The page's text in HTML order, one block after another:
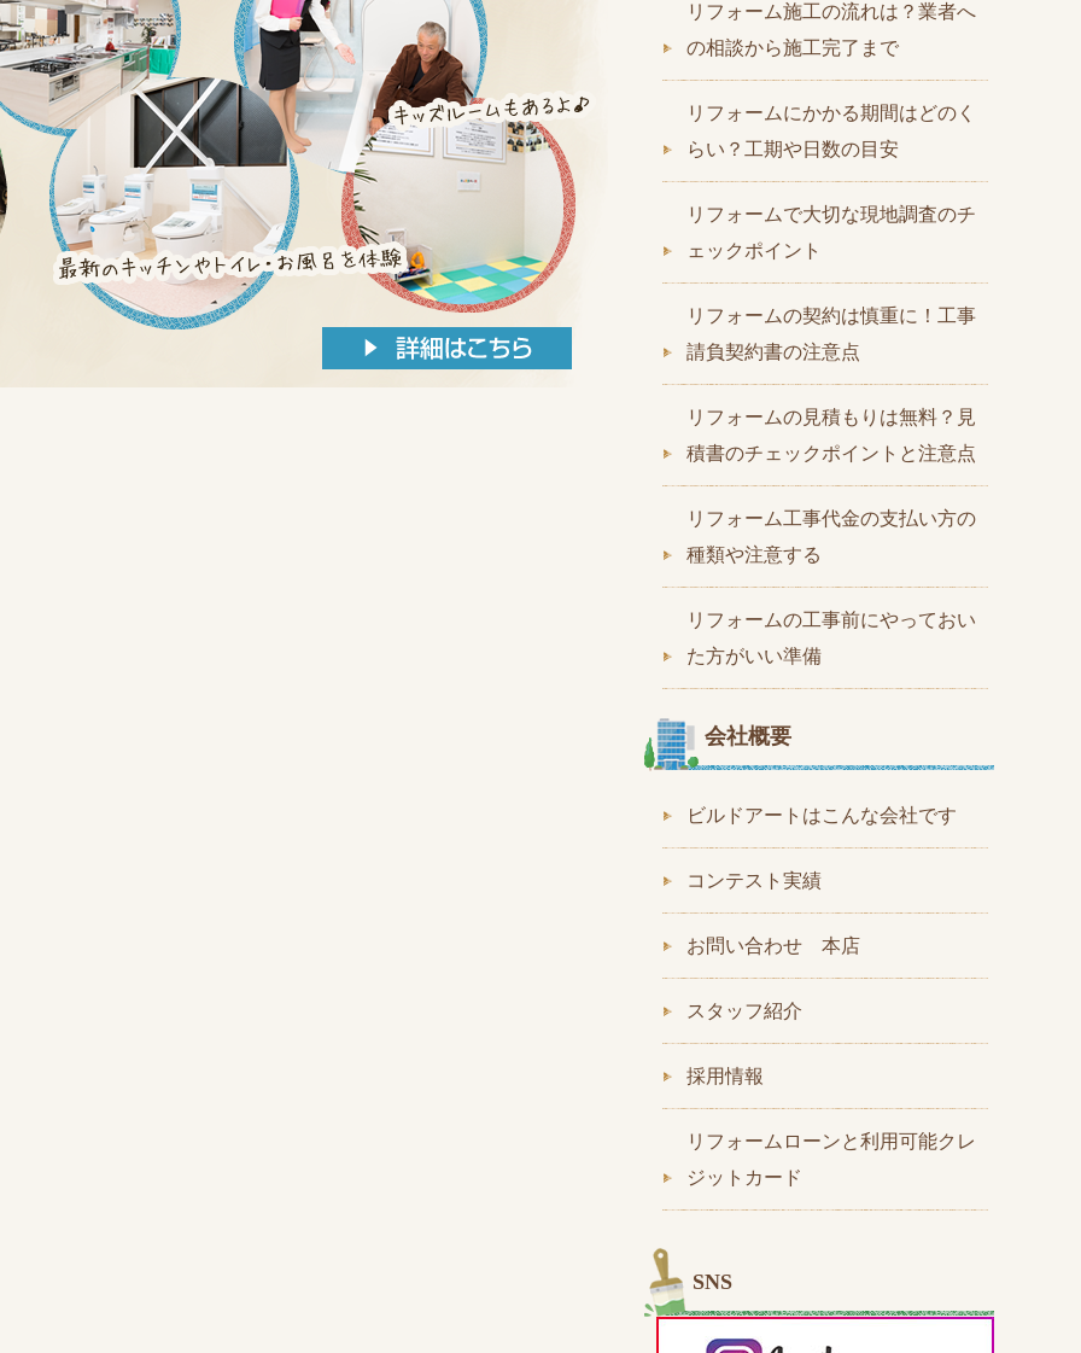
リフォーム施工の流れは？業者へ
の相談から施工完了まで
リフォームにかかる期間はどのく
らい？工期や日数の目安
リフォームで大切な現地調査のチ
ェックポイント
リフォームの契約は慎重に！工事
請負契約書の注意点
リフォームの見積もりは無料？見
積書のチェックポイントと注意点
リフォーム工事代金の支払い方の
種類や注意する
リフォームの工事前にやっておい
た方がいい準備
会社概要
ビルドアートはこんな会社です
コンテスト実績
お問い合わせ 本店
スタッフ紹介
採用情報
リフォームローンと利用可能クレ
ジットカード
SNS